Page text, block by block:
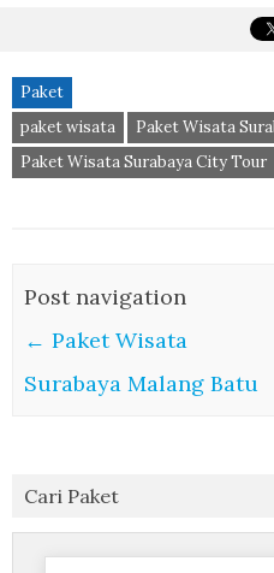
Paket
paket wisata
Paket Wisata
Paket Wisata Surabaya City Tour
Post navigation
← Paket Wisata
Surabaya Malang Batu
Cari Paket
Search